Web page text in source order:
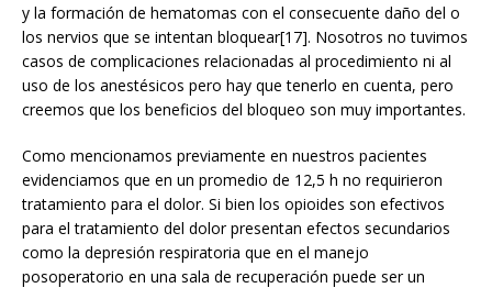
y la formación de hematomas con el consecuente daño del o
los nervios que se intentan bloquear[17]. Nosotros no tuvimos
casos de complicaciones relacionadas al procedimiento ni al
uso de los anestésicos pero hay que tenerlo en cuenta, pero
creemos que los beneficios del bloqueo son muy importantes.
Como mencionamos previamente en nuestros pacientes
evidenciamos que en un promedio de 12,5 h no requirieron
tratamiento para el dolor. Si bien los opioides son efectivos
para el tratamiento del dolor presentan efectos secundarios
como la depresión respiratoria que en el manejo
posoperatorio en una sala de recuperación puede ser un